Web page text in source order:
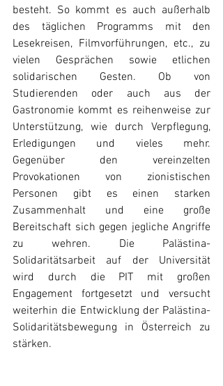
besteht. So kommt es auch außerhalb
des täglichen Programms mit den
Lesekreisen, Filmvorführungen, etc., zu
vielen Gesprächen sowie etlichen
solidarischen Gesten. Ob von
Studierenden oder auch aus der
Gastronomie kommt es reihenweise zur
Unterstützung, wie durch Verpflegung,
Erledigungen und vieles mehr.
Gegenüber den vereinzelten
Provokationen von zionistischen
Personen gibt es einen starken
Zusammenhalt und eine große
Bereitschaft sich gegen jegliche Angriffe
zu wehren. Die Palästina-
Solidaritätsarbeit auf der Universität
wird durch die PIT mit großen
Engagement fortgesetzt und versucht
weiterhin die Entwicklung der Palästina-
Solidaritätsbewegung in Österreich zu
stärken.